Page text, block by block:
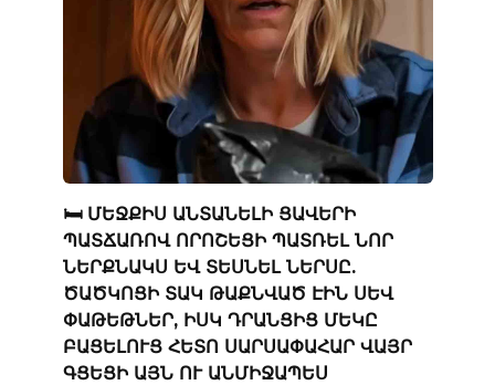
🛏️ ՄԵՋՔԻՍ ԱՆՏԱՆԵԼԻ ՑԱՎԵՐԻ
ՊԱՏՃԱՌՈՎ ՈՐՈՇԵՑԻ ՊԱՏՌԵԼ ՆՈՐ
ՆԵՐՔՆԱԿՍ ԵՎ ՏԵՍՆԵԼ ՆԵՐՍԸ.
ԾԱԾԿՈՑԻ ՏԱԿ ԹԱՔՆՎԱԾ ԷԻՆ ՍԵՎ
ՓԱԹԵԹՆԵՐ, ԻՍԿ ԴՐԱՆՑԻՑ ՄԵԿԸ
ԲԱՑԵԼՈՒՑ ՀԵՏՈ ՍԱՐՍԱՓԱՀԱՐ ՎԱՅՐ
ԳՑԵՑԻ ԱՅՆ ՈՒ ԱՆՄԻՋԱՊԵՍ